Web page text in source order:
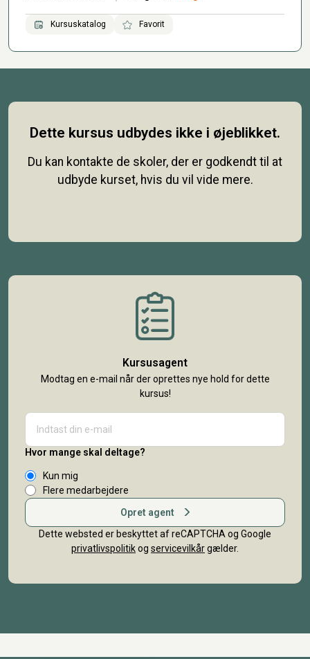
Kursuskatalog Favorit
Dette kursus udbydes ikke i øjeblikket.
Du kan kontakte de skoler, der er godkendt til at
udbyde kurset, hvis du vil vide mere.
Kursusagent
Modtag en e-mail når der oprettes nye hold for dette
kursus!
Hvor mange skal deltage?
Kun mig
Flere medarbejdere
Opret agent
Dette websted er beskyttet af reCAPTCHA og Google
privatlivspolitikog servicevilkårgælder.